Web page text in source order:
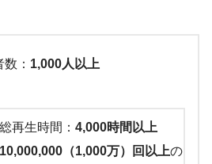
： 1,000人以上
再生時間： 4,000時間以上
（1,000万）回以上の